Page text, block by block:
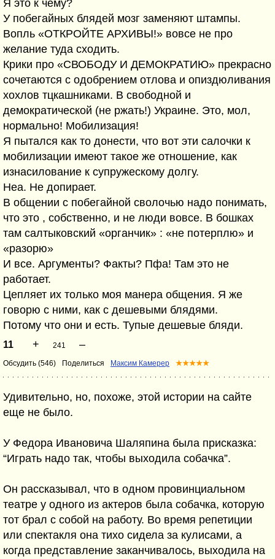
Я это к чему?
У побегайных блядей мозг заменяют штампы.
Вопль «ОТКРОЙТЕ АРХИВЫ!» вовсе не про
желание туда сходить.
Крики про «СВОБОДУ И ДЕМОКРАТИЮ» прекрасно
сочетаются с одобрением отлова и опиздюливания
хохлов тцкашниками. В свободной и
демократической (не ржать!) Украине. Это, мол,
нормально! Мобилизация!
Я пытался как то донести, что вот эти салочки к
мобилизации имеют такое же отношение, как
изнасилование к супружескому долгу.
Неа. Не допирает.
В общении с побегайной сволочью надо понимать,
что это , собственно, и не люди вовсе. В бошках
там салтыковский «органчик» : «не потерплю» и
«разорю»
И все. Аргументы? Факты? Пфа! Там это не
работает.
Цепляет их только моя манера общения. Я же
говорю с ними, как с дешевыми блядями.
Потому что они и есть. Тупые дешевые бляди.
11 + 241 –
Обсудить (546) Поделиться Максим Камерер ★★★★★
Удивительно, но, похоже, этой истории на сайте
еще не было.
У Федора Ивановича Шаляпина была присказка:
“Играть надо так, чтобы выходила собачка”.
Он рассказывал, что в одном провинциальном
театре у одного из актеров была собачка, которую
тот брал с собой на работу. Во время репетиции
или спектакля она тихо сидела за кулисами, а
когда представление заканчивалось, выходила на